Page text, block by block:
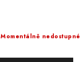
Momentálně nedostupné